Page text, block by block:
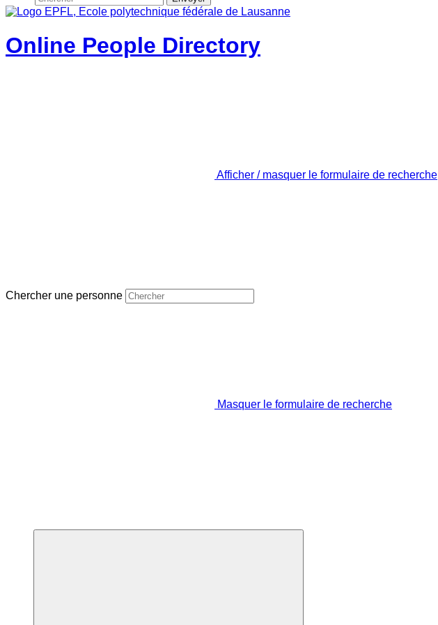
Online People Directory
Afficher / masquer le formulaire de recherche
Chercher une personne
Masquer le formulaire de recherche